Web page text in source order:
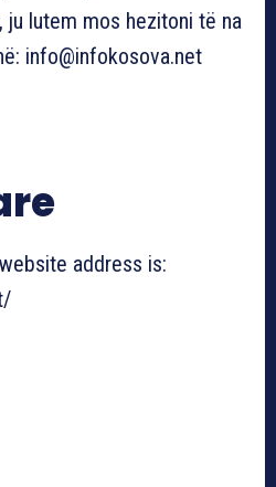
lutem mos hezitoni të na
info@infokosova.net
address is: